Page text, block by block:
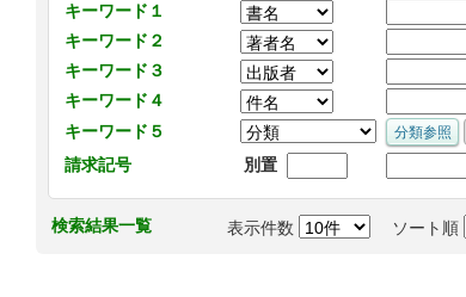
キーワード１
キーワード２
キーワード３
キーワード４
キーワード５
請求記号
別置
検索結果一覧 表示件数 ソート順